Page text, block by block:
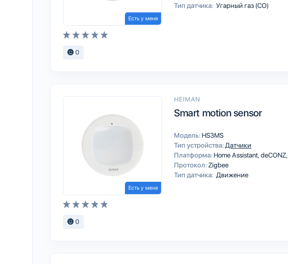
Есть у меня
Тип датчика: Угарный газ (CO)
0
Есть у меня
HEIMAN
Smart motion sensor
Модель: HS3MS
Тип устройства: Датчики
Платформа: Home AssistantdeCONZ
Протокол: Zigbee
Тип датчика: Движение
0